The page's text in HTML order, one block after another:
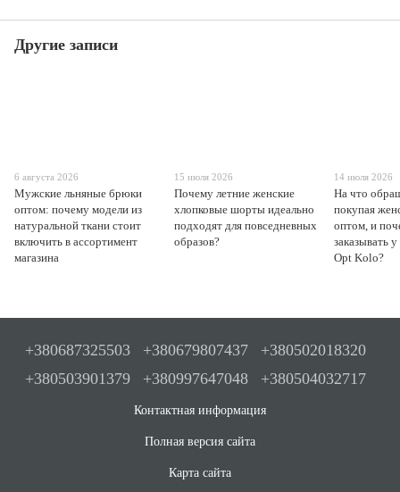
Другие записи
6 августа 2026
Мужские льняные брюки
оптом: почему модели из
натуральной ткани стоит
включить в ассортимент
магазина
15 июля 2026
Почему летние женские
хлопковые шорты идеально
подходят для повседневных
образов?
14 июля 2026
На что
покупая
оптом, и
заказывать
Opt Kolo?
+380687325503 +380679807437
+380502018320
+380503901379
+380997647048 +380504032717
Контактная информация
Полная версия сайта
Карта сайта